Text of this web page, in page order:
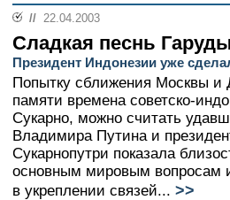
// 22.04.2003
Сладкая песнь
Президент Индонезии уже
Попытку сближения Москвы
памяти времена советско-
Сукарно, можно считать
Владимира Путина и
Сукарнопутри показала
основным мировым вопросам
в укреплении связей... >>